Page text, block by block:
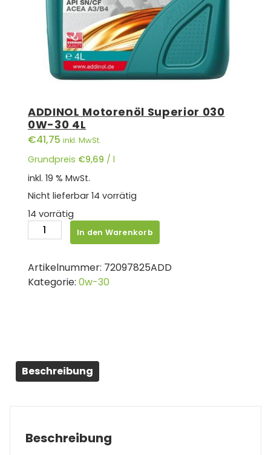
ADDINOL Motorenöl Superior 030
0W-30 4L
€41,75 inkl. MwSt.
Grundpreis €9,69 / l
inkl. 19 % MwSt.
Nicht lieferbar 14 vorrätig
14 vorrätig
ADDINOL
Motorenöl
030
0W-
In den Warenkorb
Artikelnummer: 72097825ADD
Kategorie: 0w-30
Beschreibung
Beschreibung